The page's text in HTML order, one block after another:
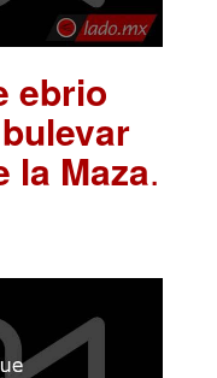
ebrio
la Maza.